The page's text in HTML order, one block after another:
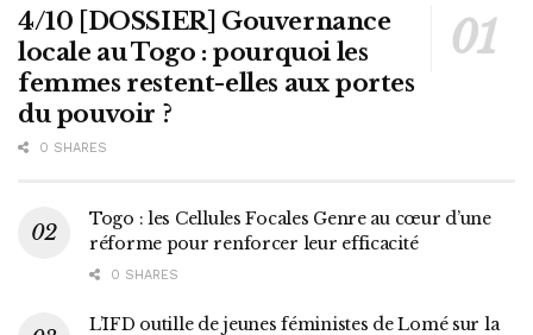
4/10 [DOSSIER] Gouvernance
locale au Togo : pourquoi les
femmes restent-elles aux portes
du pouvoir ?
0 SHARES
Togo : les Cellules Focales Genre au cœur d’une
réforme pour renforcer leur efficacité
0 SHARES
L’IFD outille de jeunes féministes de Lomé sur la